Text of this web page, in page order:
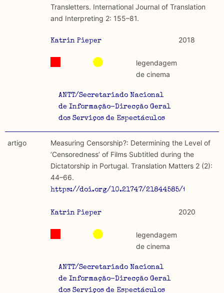
Transletters. International Journal of Translation
and Interpreting 2: 155–81.
Katrin Pieper 2018
ANTT/Secretariado Nacional
de Informação-Direcção Geral
dos Serviços de Espectáculos
legendagem
de cinema
artigo
Measuring Censorship?: Determining the Level of
‘Censoredness’ of Films Subtitled during the
Dictatorship in Portugal. Translation Matters 2 (2):
44–66.
https://doi.org/10.21747/21844585/tm2_2a3.
Katrin Pieper 2020
ANTT/Secretariado Nacional
de Informação-Direcção Geral
dos Serviços de Espectáculos
legendagem
de cinema